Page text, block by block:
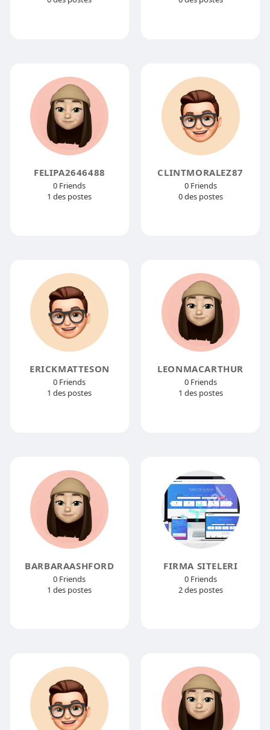
FELIPA2646488
0 Friends
1 des postes
CLINTMORALEZ87
0 Friends
0 des postes
ERICKMATTESON
0 Friends
1 des postes
LEONMACARTHUR
0 Friends
1 des postes
BARBARAASHFORD
0 Friends
1 des postes
FIRMA SITELERI
0 Friends
2 des postes